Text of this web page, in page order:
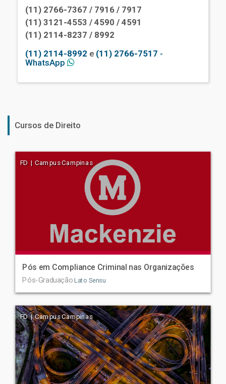
(11) 2766-7367 / 7916 / 7917
(11) 3121-4553 / 4590 / 4591
(11) 2114-8237 / 8992
(11) 2114-8992 e (11) 2766-7517 -
WhatsApp
Cursos de Direito
FD | Campus Campinas
Pós em Compliance Criminal nas Organizações
Pós-Graduação Lato Sensu
FD | Campus Campinas